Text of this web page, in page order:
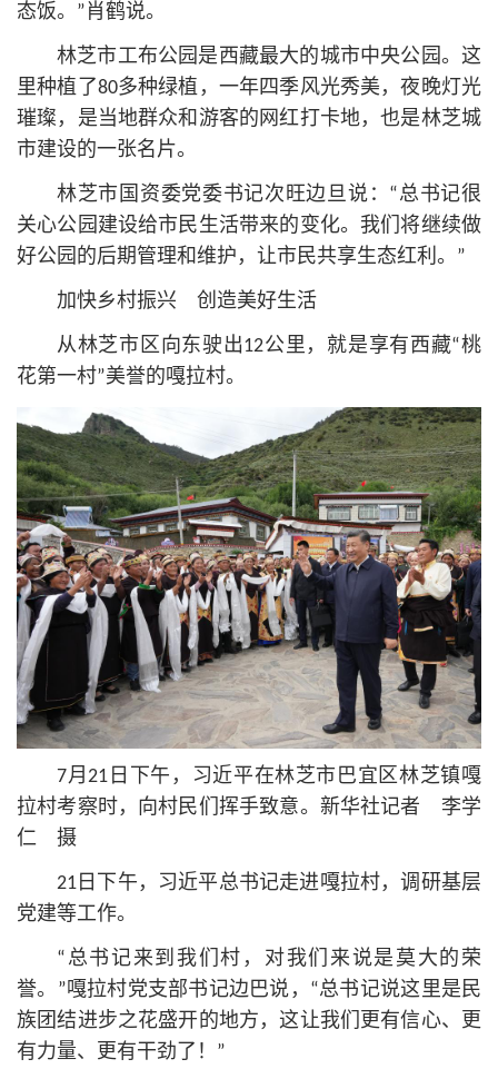
态饭。”肖鹤说。
林芝市工布公园是西藏最大的城市中央公园。这
里种植了80多种绿植，一年四季风光秀美，夜晚灯光
璀璨，是当地群众和游客的网红打卡地，也是林芝城
市建设的一张名片。
林芝市国资委党委书记次旺边旦说：“总书记很
关心公园建设给市民生活带来的变化。我们将继续做
好公园的后期管理和维护，让市民共享生态红利。”
加快乡村振兴 创造美好生活
从林芝市区向东驶出12公里，就是享有西藏“桃
花第一村”美誉的嘎拉村。
7月21日下午，习近平在林芝市巴宜区林芝镇嘎
拉村考察时，向村民们挥手致意。新华社记者 李学
仁 摄
21日下午，习近平总书记走进嘎拉村，调研基层
党建等工作。
“总书记来到我们村，对我们来说是莫大的荣
誉。”嘎拉村党支部书记边巴说，“总书记说这里是民
族团结进步之花盛开的地方，这让我们更有信心、更
有力量、更有干劲了！”